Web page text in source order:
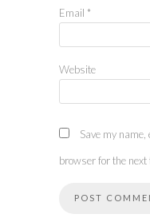
Email *
Website
Save my
browser for the next